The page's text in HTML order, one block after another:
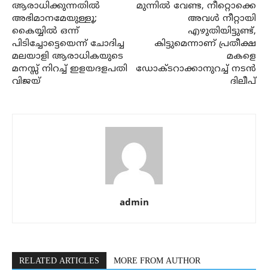
ആരാധിക്കുന്നതില്‍
അഭിമാനമേയുള്ളൂ;
കൈയ്യില്‍ ഒന്ന്
പിടിച്ചോട്ടെയെന്ന് ചോദിച്ച
മലയാളി ആരാധികയുടെ
മനസ്സ് നിറച്ച് ഇളയദളപതി
വിജയ്
മുന്നില്‍ വേണ്ട, നീറ്റൊക്കെ
അവള്‍ നീറ്റായി
എഴുതിയിട്ടുണ്ട്,
കിട്ടുമെന്നാണ് പ്രതീക്ഷ
മകളെ
ഡോക്ടറാക്കാനുറച്ച് നടന്‍
ദിലീപ്
admin
RELATED ARTICLES MORE FROM AUTHOR